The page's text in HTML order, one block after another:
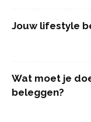
Jouw lifestyle
Wat moet je
beleggen?